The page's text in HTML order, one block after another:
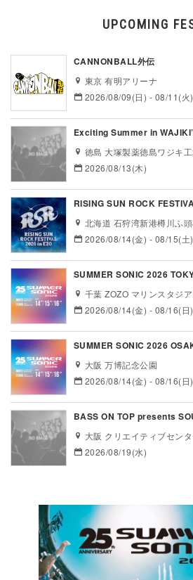
UPCOMING
CANNONBALL外伝
東京 有明アリーナ
2026/08/09(日) - 08/11(火)
Exciting Summer in
徳島 大塚製薬徳島ワジキ
2026/08/13(木)
RISING SUN ROCK
北海道 石狩湾新港樽川ふ
2026/08/14(金) - 08/15(土)
SUMMER SONIC 2026
千葉 ZOZO マリンスタジ
2026/08/14(金) - 08/16(日)
SUMMER SONIC 2026
大阪 万博記念公園
2026/08/14(金) - 08/16(日)
BASS ON TOP presents
大阪 クリエイティブセン
2026/08/19(水)